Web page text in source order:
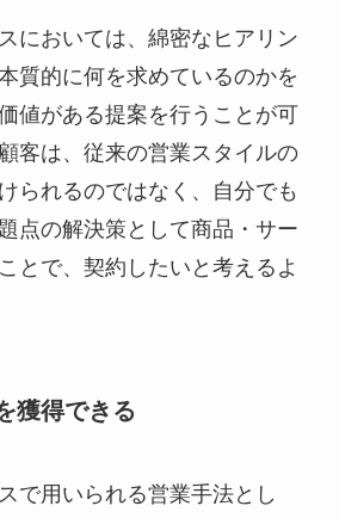
においては、綿密なヒアリン
質的に何を求めているのかを
値がある提案を行うことが可
客は、従来の営業スタイルの
られるのではなく、自分でも
点の解決策として商品・サー
とで、契約したいと考えるよ
獲得できる
で用いられる営業手法とし